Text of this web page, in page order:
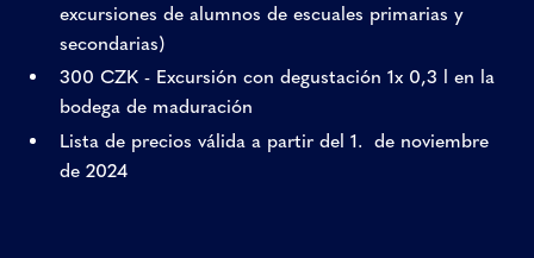
excursiones de alumnos de escuales primarias y
secondarias)
300 CZK - Excursión con degustación 1x 0,3 l en la
bodega de maduración
Lista de precios válida a partir del 1. de noviembre
de 2024